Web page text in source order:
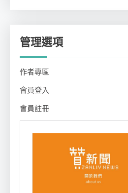
管理選項
作者專區
會員登入
會員註冊